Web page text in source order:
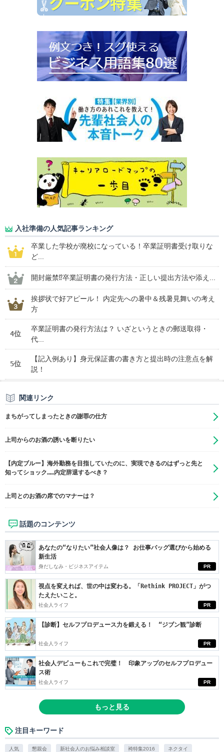
入社準備の人気記事ランキング
卒業した学校が廃校になっている！卒業証明書受け取りな
ど...
開封厳禁⁉卒業証明書の発行方法・正しい提出方法や添え...
挨拶状で好アピール！ 内定先への暑中＆残暑見舞いの考え
方
4位
卒業証明書の発行方法は？ いざというときの郵送取得・
代...
5位
【記入例あり】身元保証書の書き方と提出時の注意点を解
説！
関連リンク
まちがってしまったときの謝罪の仕方
上司からのお酒の誘いを断りたい
【内定ブルー】海外勤務を目指していたのに、実現できるのはずっと先と
知ってショック……内定辞退するべき？
上司とのお酒の席でのマナーは？
話題のコンテンツ
PR
あなたの“なりたい”社会人像は？ お仕事バッグ選びから始める
新生活
身だしなみ・ビジネスアイテム
PR
視点を変えれば、世の中は変わる。「Rethink PROJECT」がつ
たえたいこと。
社会人ライフ
PR
【診断】セルフプロデュース力を鍛える！ “ジブン観”診断
社会人ライフ
PR
社会人デビューもこれで完璧！ 印象アップのセルフプロデュー
ス術
社会人ライフ
もっと見る
注目キーワード
人気 懇親会 新社会人のお悩み相談室 袴特集2016 ネクタイ